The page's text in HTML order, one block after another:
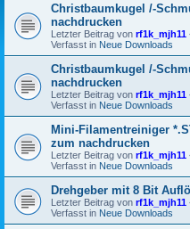
Christbaumkugel /-
nachdrucken
Letzter Beitrag von rf1k_mjh11
Verfasst in Neue Downloads
Christbaumkugel /-
nachdrucken
Letzter Beitrag von rf1k_mjh11
Verfasst in Neue Downloads
Mini-Filamentreiniger
zum nachdrucken
Letzter Beitrag von rf1k_mjh11
Verfasst in Neue Downloads
Drehgeber mit 8 Bit
Letzter Beitrag von rf1k_mjh11
Verfasst in Neue Downloads